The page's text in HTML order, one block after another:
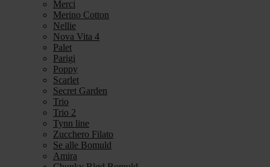
Merci
Merino Cotton
Nellie
Nova Vita 4
Palet
Parigi
Poppy
Scarlet
Secret Garden
Trio
Trio 2
Tynn line
Zucchero Filato
Se alle Bomuld
Amira